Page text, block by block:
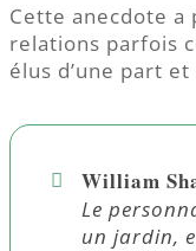
Cette anecdote a
relations parfois
élus d’une part
William
Le
un jardin,